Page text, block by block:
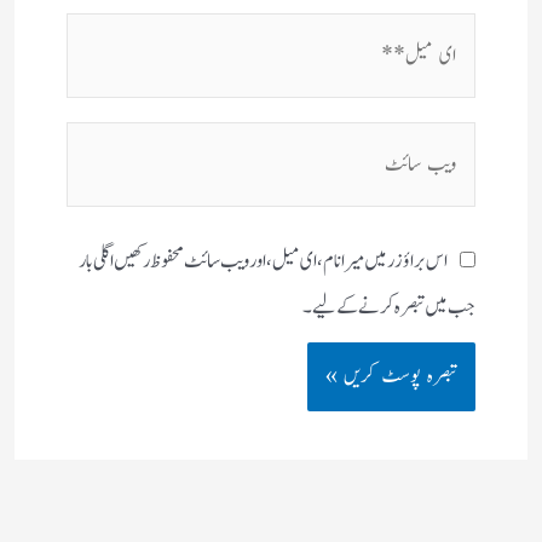
اس براؤزر میں میرا نام، ای میل، اور ویب سائٹ محفوظ رکھیں اگلی بار
جب میں تبصرہ کرنے کےلیے۔